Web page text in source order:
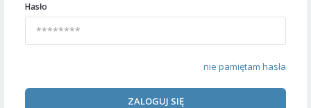
Hasło
nie pamiętam hasła
ZALOGUJ SIĘ